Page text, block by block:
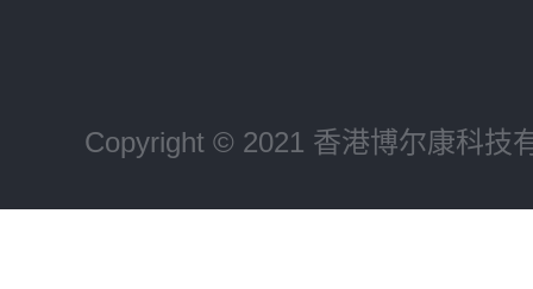
Copyright © 2021 香港博尔康科